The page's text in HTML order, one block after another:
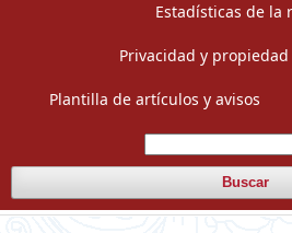
Estadísticas de la
Privacidad y
Plantilla de artículos y avisos
Buscar